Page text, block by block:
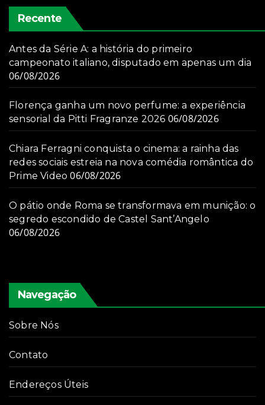
Recente
Antes da Série A: a história do primeiro
campeonato italiano, disputado em apenas um dia
06/08/2026
Florença ganha um novo perfume: a experiência
sensorial da Pitti Fragranze 2026 06/08/2026
Chiara Ferragni conquista o cinema: a rainha das
redes sociais estreia na nova comédia romântica do
Prime Video 06/08/2026
O pátio onde Roma se transformava em munição: o
segredo escondido de Castel Sant’Angelo
06/08/2026
Navegação
Sobre Nós
Contato
Endereços Úteis